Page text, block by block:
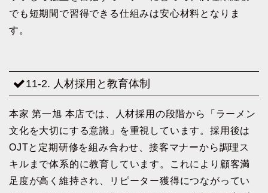
でも短期間で習得できる仕組みは安心材料となりま
す。
11-2. 人材採用と教育体制
本家 第一旭 本店では、人材採用の段階から「ラーメン
文化を大切にする意識」を重視しています。採用後は
OJTと定期研修を組み合わせ、接客マナーから調理ス
キルまで体系的に教育しています。これにより顧客満
足度が高く維持され、リピーター獲得につながってい